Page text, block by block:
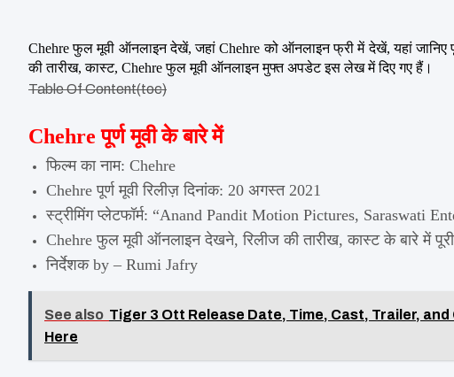
Chehre फुल मूवी ऑनलाइन देखें, जहां Chehre को ऑनलाइन फ्री में देखें, यहां जानिए
की तारीख, कास्ट, Chehre फुल मूवी ऑनलाइन मुफ्त अपडेट इस लेख में दिए गए हैं।
Table Of Content(toc)
Chehre पूर्ण मूवी के बारे में
फिल्म का नाम: Chehre
Chehre पूर्ण मूवी रिलीज़ दिनांक: 20 अगस्त 2021
स्ट्रीमिंग प्लेटफॉर्म: “Anand Pandit Motion Pictures, Saraswati
Chehre फुल मूवी ऑनलाइन देखने, रिलीज की तारीख, कास्ट के बारे में पूरी
निर्देशक by – Rumi Jafry
See also Tiger 3 Ott Release Date, Time, Cast, Trailer,
Here